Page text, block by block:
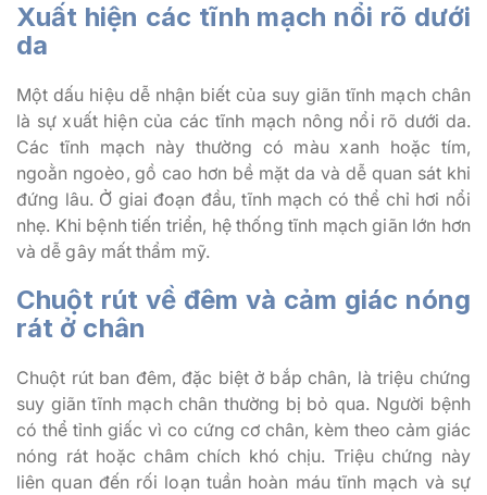
Xuất hiện các tĩnh mạch nổi rõ dưới
da
Một dấu hiệu dễ nhận biết của suy giãn tĩnh mạch chân
là sự xuất hiện của các tĩnh mạch nông nổi rõ dưới da.
Các tĩnh mạch này thường có màu xanh hoặc tím,
ngoằn ngoèo, gồ cao hơn bề mặt da và dễ quan sát khi
đứng lâu. Ở giai đoạn đầu, tĩnh mạch có thể chỉ hơi nổi
nhẹ. Khi bệnh tiến triển, hệ thống tĩnh mạch giãn lớn hơn
và dễ gây mất thẩm mỹ.
Chuột rút về đêm và cảm giác nóng
rát ở chân
Chuột rút ban đêm, đặc biệt ở bắp chân, là triệu chứng
suy giãn tĩnh mạch chân thường bị bỏ qua. Người bệnh
có thể tỉnh giấc vì co cứng cơ chân, kèm theo cảm giác
nóng rát hoặc châm chích khó chịu. Triệu chứng này
liên quan đến rối loạn tuần hoàn máu tĩnh mạch và sự